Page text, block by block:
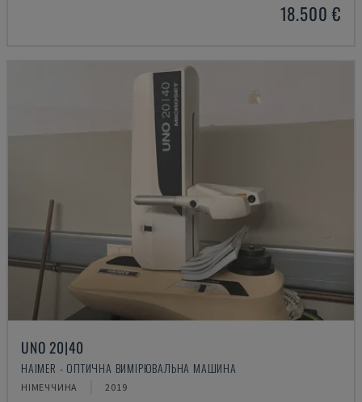
18.500 €
UNO 20|40
HAIMER - ОПТИЧНА ВИМІРЮВАЛЬНА МАШИНА
НІМЕЧЧИНА 2019